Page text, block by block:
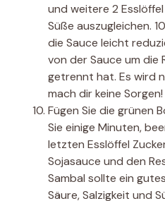
und weitere 2
Süße auszugleichen.
die Sauce leicht
von der Sauce um die
getrennt hat. Es wird
mach dir keine Sorgen!
Fügen Sie die grünen
Sie einige Minuten,
letzten Esslöffel
Sojasauce und den
Sambal sollte ein
Säure, Salzigkeit und